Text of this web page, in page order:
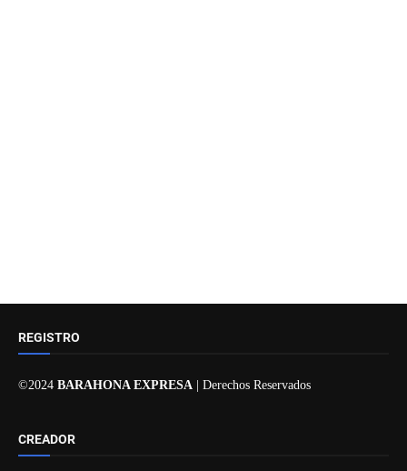
REGISTRO
©2024 BARAHONA EXPRESA | Derechos Reservados
CREADOR